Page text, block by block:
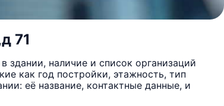
71
наличие и список организаций
как год постройки, этажность, тип
её название, контактные данные, и